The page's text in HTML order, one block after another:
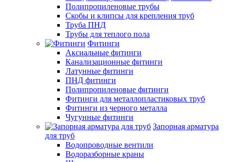
Полипропиленовые трубы
Скобы и клипсы для крепления труб
Труба ПНД
Трубы для теплого пола
Фитинги
Аксиальные фитинги
Канализационные фитинги
Латунные фитинги
ПНД фитинги
Полипропиленовые фитинги
Фитинги для металлопластиковых труб
Фитинги из черного металла
Чугунные фитинги
Запорная арматура
для труб
Водопроводные вентили
Водоразборные краны